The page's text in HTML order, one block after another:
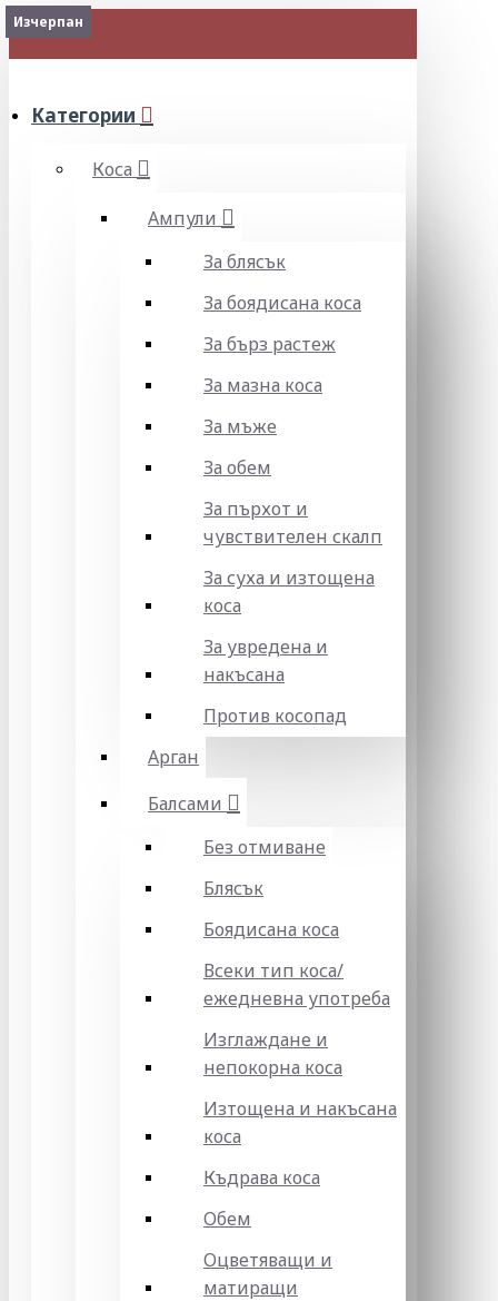
МЕНЮ
Категории
Коса
Ампули
За блясък
За боядисана коса
За бърз растеж
За мазна коса
За мъже
За обем
За пърхот и
чувствителен скалп
За суха и изтощена
коса
За увредена и
накъсана
Против косопад
Арган
Балсами
Без отмиване
Блясък
Боядисана коса
Всеки тип коса/
ежедневна употреба
Изглаждане и
непокорна коса
Изтощена и накъсана
коса
Къдрава коса
Обем
Оцветяващи и
матиращи
Изчерпан